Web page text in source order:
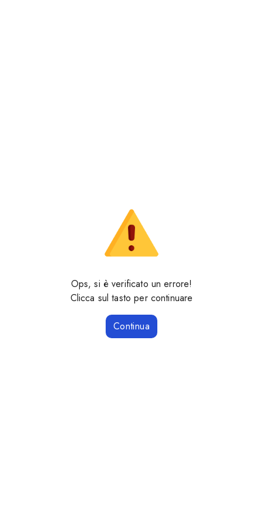
Ops, si è verificato un errore!
Clicca sul tasto per continuare
Continua